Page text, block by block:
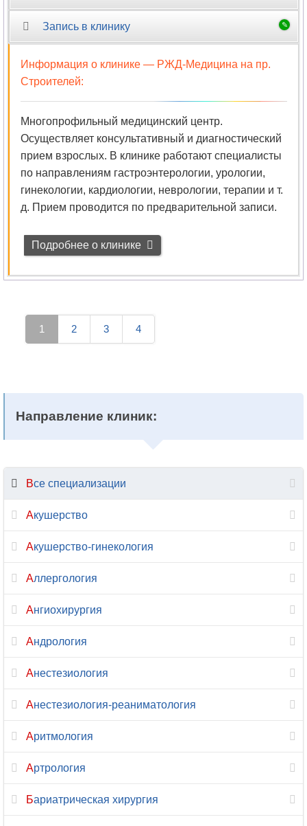
Запись в клинику
Информация о клинике — РЖД-Медицина на пр.
Строителей:
Многопрофильный медицинский центр.
Осуществляет консультативный и диагностический
прием взрослых. В клинике работают специалисты
по направлениям гастроэнтерологии, урологии,
гинекологии, кардиологии, неврологии, терапии и т.
д. Прием проводится по предварительной записи.
Подробнее о клинике
1 2 3 4
Направление клиник:
Все специализации
Акушерство
Акушерство-гинекология
Аллергология
Ангиохирургия
Андрология
Анестезиология
Анестезиология-реаниматология
Аритмология
Артрология
Бариатрическая хирургия